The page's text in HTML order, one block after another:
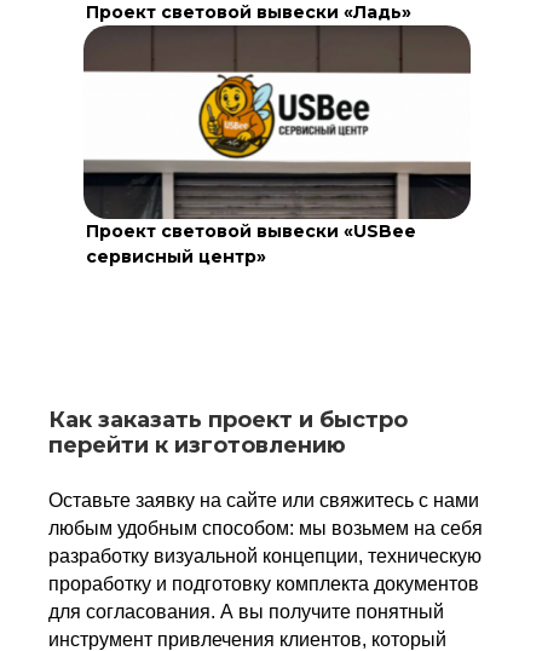
Проект световой вывески «Ладь»
Проект световой вывески «USBee
сервисный центр»
Как заказать проект и быстро
перейти к изготовлению
Оставьте заявку на сайте или свяжитесь с нами
любым удобным способом: мы возьмем на себя
разработку визуальной концепции, техническую
проработку и подготовку комплекта документов
для согласования. А вы получите понятный
инструмент привлечения клиентов, который